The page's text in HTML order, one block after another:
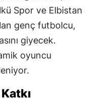
Spor ve Elbistan
genç futbolcu,
giyecek.
oyuncu